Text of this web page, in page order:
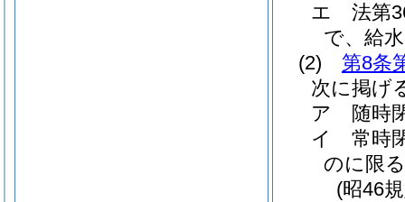
エ
法第
で、給
(2)
第8条
次に掲げ
ア
随時
イ
常時
のに限
(昭46